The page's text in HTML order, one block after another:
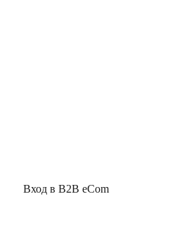
Вход в B2B eCom